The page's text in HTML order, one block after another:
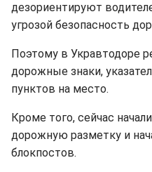
дезориентируют
угрозой безопасность
Поэтому в Укравтодоре
дорожные знаки,
пунктов на место.
Кроме того, сейчас
дорожную разметку и
блокпостов.